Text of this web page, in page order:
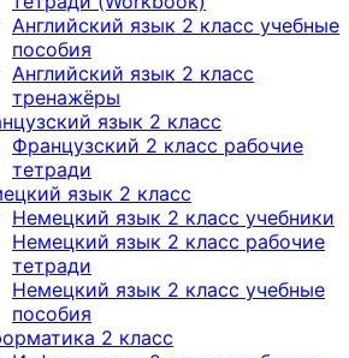
Английский язык 2 класс учебные
пособия
Английский язык 2 класс
тренажёры
язык 2 класс
Французский 2 класс рабочие
тетради
язык 2 класс
Немецкий язык 2 класс учебники
Немецкий язык 2 класс рабочие
тетради
Немецкий язык 2 класс учебные
пособия
2 класс